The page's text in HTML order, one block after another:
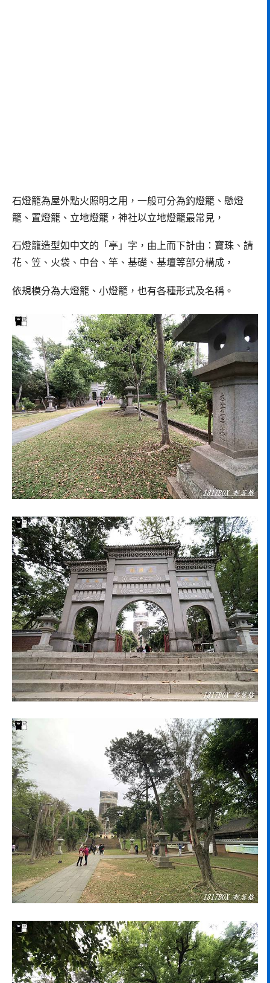
石燈籠為屋外點火照明之用，一般可分為釣燈籠、懸燈
籠、置燈籠、立地燈籠，神社以立地燈籠最常見，
石燈籠造型如中文的「亭」字，由上而下計由：寶珠、請
花、笠、火袋、中台、竿、基礎、基壇等部分構成，
依規模分為大燈籠、小燈籠，也有各種形式及名稱。